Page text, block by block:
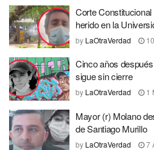
Corte
herido en la
by LaOtraVerdad
Cinco años
sigue sin cierre
by LaOtraVerdad 1
Mayor (r) Molano
de Santiago Murillo
by LaOtraVerdad 7